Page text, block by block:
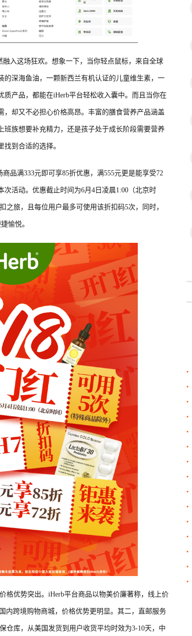
融入这场狂欢。想象一下，当你轻点鼠标，来自全球
深海鱼油，一颗新西兰有机认证的儿童维生素，一
产品，都能在iHerb平台轻松收入囊中。而且当你在
却又不必担心价格高昂。丰富的膳食营养产品涵盖
班族想要补充精力，还是孩子处于成长阶段需要营养
到合适的选择。
品满333元即可享85折优惠，满555元更是能享受72
活动。优惠截止时间为6月4日凌晨1:00（北京时
之旅，且每位用户最多可使用该折扣码5次，同时，
愉悦。
格优势突出。iHerb平台商品以物美价廉著称，线上价
内跨境购物商城，价格优势更明显。其二，直邮服务
仓库，从美国发货到用户收货平均时效为3-10天，中